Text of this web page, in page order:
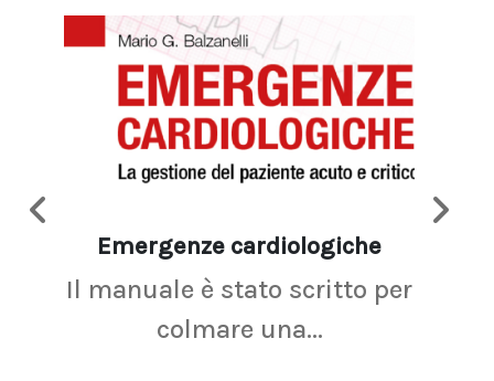
Emergenze cardiologiche
Il manuale è stato scritto per
colmare una...